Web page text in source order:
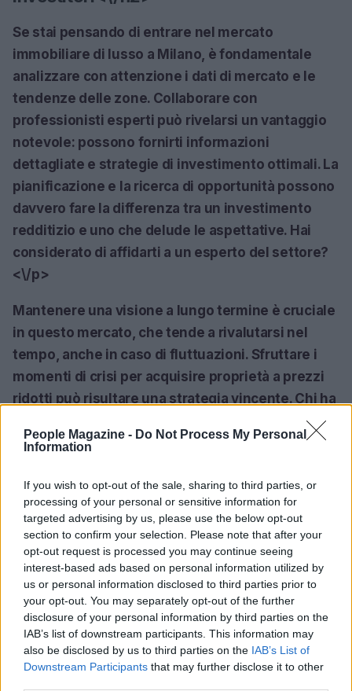
People Magazine - Do Not Process My Personal
Information
If you wish to opt-out of the sale, sharing to third parties, or
processing of your personal or sensitive information for
targeted advertising by us, please use the below opt-out
section to confirm your selection. Please note that after your
opt-out request is processed you may continue seeing
interest-based ads based on personal information utilized by
us or personal information disclosed to third parties prior to
your opt-out. You may separately opt-out of the further
disclosure of your personal information by third parties on the
IAB’s list of downstream participants. This information may
also be disclosed by us to third parties on the IAB’s List of
Downstream Participants that may further disclose it to other
Se stai pensando di entrare nel mercato
immobiliare di lusso a Milano, è fondamentale
analizzare con attenzione i dati di mercato e le
tendenze delle zone. Collaborare con
professionisti esperti può rivelarsi un vantaggio
notevole: possono fornirti informazioni
dettagliate e strategie di investimento ottimali. La
pianificazione e la ricerca di opportunità possono
davvero fare la differenza tra un investimento
redditizio e uno che delude le aspettative. Hai
considerato di affidarti a un esperto del settore?
<\/p>
Mantenere una visione a lungo termine è cruciale
in questo mercato, che tende a rivalutarsi nel
tempo, anche in caso di fluttuazioni. Sfruttare i
momenti di crisi per acquisire proprietà a prezzi
ridotti può risultare una strategia vincente. Chi ha
straordinari!<\/p>
Previsioni a medio termine<\/h2>
Le prospettive per il mercato immobiliare di lusso
a Milano sono incoraggianti. Gli esperti
prevedono un aumento della domanda di
abitazioni di pregio nei prossimi anni, sostenuto
da una crescita economica e da un crescente
interesse internazionale per la città. Milano, con il
suo mix di storia, cultura e innovazione,
continuerà a essere una meta privilegiata per